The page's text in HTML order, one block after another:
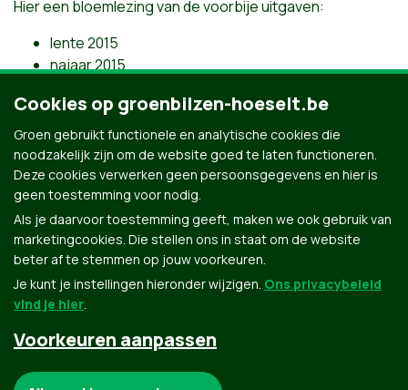
Hier een bloemlezing van de voorbije uitgaven:
lente 2015
najaar 2015
najaar 2016
lente 2017
najaar 2017
Groen.be
Cookies op groenbilzen-hoeselt.be
Groen gebruikt functionele en analytische cookies die
noodzakelijk zijn om de website goed te laten functioneren.
Deze cookies verwerken geen persoonsgegevens en hier is
geen toestemming voor nodig.
Als je daarvoor toestemming geeft, maken we ook gebruik van
marketingcookies. Die stellen ons in staat om de website
beter af te stemmen op jouw voorkeuren.
Je kunt je instellingen hieronder wijzigen. Ons privacybeleid
vind je hier.
Voorkeuren aanpassen